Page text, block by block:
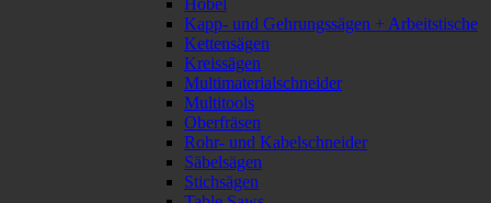
Kapp- und Gehrungssägen + Arbeitstische
Kettensägen
Kreissägen
Multimaterialschneider
Multitools
Oberfräsen
Rohr- und Kabelschneider
Säbelsägen
Stichsägen